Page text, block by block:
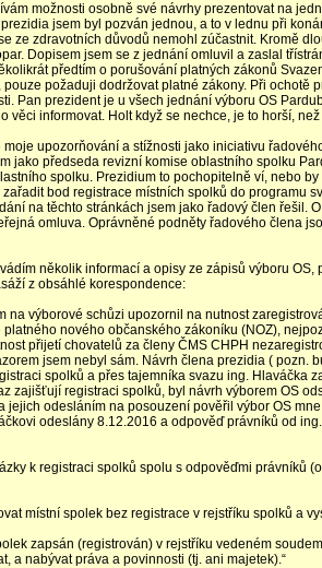
možnosti osobně své návrhy prezentovat na
jsem byl pozván jednou, a to v lednu při
ze zdravotních důvodů nemohl zúčastnit. Kromě
Dopisem jsem se z jednání omluvil a zaslal
předtím o porušování platných zákonů
požaduji dodržovat platné zákony. Při ochotě
Pan prezident je u všech jednání výboru OS
věci informovat. Holt když se nechce, je to horší,
moje upozorňování a stížnosti jako iniciativu
jako předseda revizní komise oblastního spolku
spolku. Prezidium to pochopitelně ví, nebo
bod registrace místních spolků do programu
na těchto stránkách jsem jako řadový člen řešil.
omluva. Oprávněné podněty řadového člena
několik informací a opisy ze zápisů výboru OS,
z obsáhlé korespondence:
na výborové schůzi upozornil na nutnost
nového občanského zákoníku (NOZ),
přijetí chovatelů za členy ČMS CHPH
jsem nebyl sám. Návrh člena prezidia ( pozn.
spolků a přes tajemníka svazu ing. Hlaváčka
zajišťují registraci spolků, byl návrh výborem OS
jejich odesláním na posouzení pověřil výbor OS
odeslány 8.12.2016 a odpověď právníků od
k registraci spolků spolu s odpověďmi právníků
místní spolek bez registrace v rejstříku spolků a
zapsán (registrován) v rejstříku vedeném
a nabývat práva a povinnosti (tj. ani majetek).“